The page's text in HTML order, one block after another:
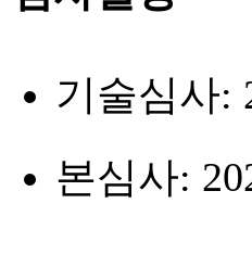
기술심사:
본심사: